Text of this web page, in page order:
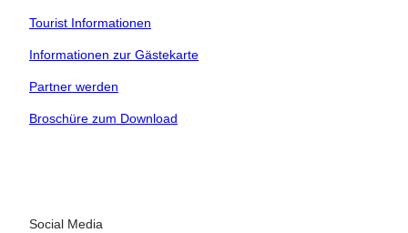
buchen
vor Ort
Tourist Informationen
Informationen zur Gästekarte
Partner werden
Broschüre zum Download
Social Media